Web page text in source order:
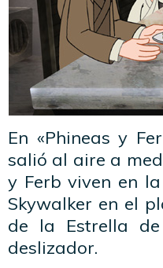
En «Phineas y
salió al aire a
y Ferb viven en
Skywalker en el
de la Estrella
deslizador.